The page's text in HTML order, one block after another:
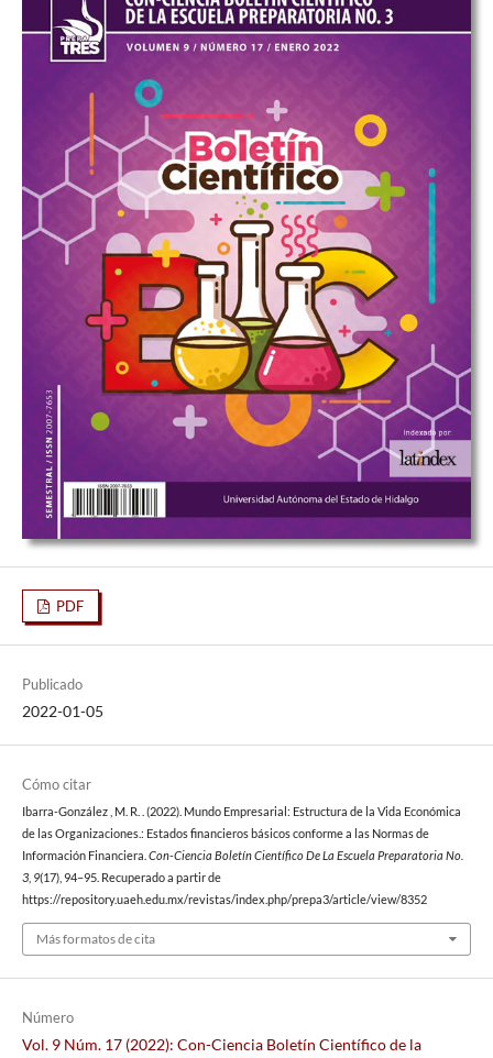
PDF
Publicado
2022-01-05
Cómo citar
Ibarra-González , M. R. . (2022). Mundo Empresarial: Estructura de la Vida Económica
de las Organizaciones.: Estados financieros básicos conforme a las Normas de
Información Financiera. Con-Ciencia Boletín Científico De La Escuela Preparatoria No.
3, 9(17), 94–95. Recuperado a partir de
https://repository.uaeh.edu.mx/revistas/index.php/prepa3/article/view/8352
Más formatos de cita
Número
Vol. 9 Núm. 17 (2022): Con-Ciencia Boletín Científico de la